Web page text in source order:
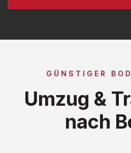
GÜNSTIGER
Umzug &
nach